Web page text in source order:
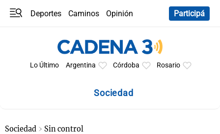
Deportes Caminos
Opinión
Participá
Lo Último Argentina Córdoba Rosario
Sociedad
Sociedad Sin control